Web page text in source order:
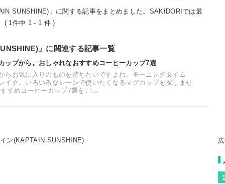
SUNSHINE)」に関する記事をまとめました。SAKIDORIでは最
( 1件中 1 - 1 件 )
」に関連する記事一覧
ップから。おしゃれなおすすめコーヒーカップ7選
らお気に入りのものを持ちたいですよね。モーニングタイム
イク。いろいろなシーンで使いたくなるマグカップを探しませ
すめコーヒーカップ7選をご...
ン(KAPTAIN SUNSHINE)